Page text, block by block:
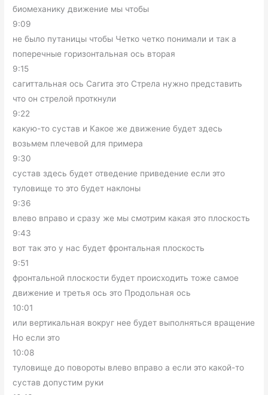
биомеханику движение мы чтобы
9:09
не было путаницы чтобы Четко четко понимали и так а
поперечные горизонтальная ось вторая
9:15
сагиттальная ось Сагита это Стрела нужно представить
что он стрелой проткнули
9:22
какую-то сустав и Какое же движение будет здесь
возьмем плечевой для примера
9:30
сустав здесь будет отведение приведение если это
туловище то это будет наклоны
9:36
влево вправо и сразу же мы смотрим какая это плоскость
9:43
вот так это у нас будет фронтальная плоскость
9:51
фронтальной плоскости будет происходить тоже самое
движение и третья ось это Продольная ось
10:01
или вертикальная вокруг нее будет выполняться вращение
Но если это
10:08
туловище до повороты влево вправо а если это какой-то
сустав допустим руки